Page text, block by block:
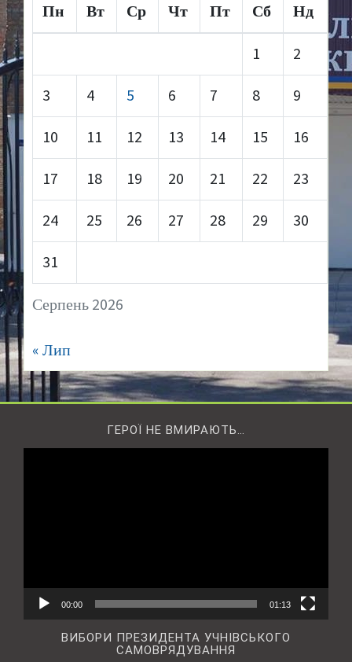
Серпень 2026
Пн Вт Ср Чт Пт Сб Нд
1 2
3 4 5 6 7 8 9
10 11 12 13 14 15 16
17 18 19 20 21 22 23
24 25 26 27 28 29 30
31
« Лип
ГЕРОЇ НЕ ВМИРАЮТЬ…
00:00 01:13
ВИБОРИ ПРЕЗИДЕНТА УЧНІВСЬКОГО
САМОВРЯДУВАННЯ